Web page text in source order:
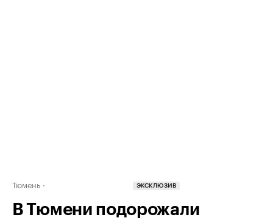
Тюмень ЭКСКЛЮЗИВ
В Тюмени подорожали